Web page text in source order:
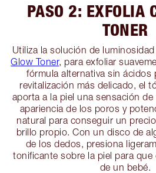
PASO 2: EXFOLIA
TONER
Utiliza la solución de
Glow Toner, para exfoliar
fórmula alternativa sin ácidos
revitalización más delicado, el
aporta a la piel una sensación
apariencia de los poros y
natural para conseguir un
brillo propio. Con un disco de
de los dedos, presiona
tonificante sobre la piel para que
de un bebé.